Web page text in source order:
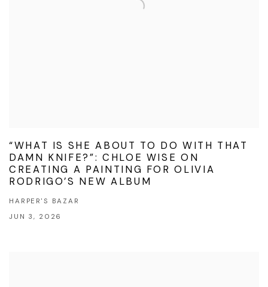
“WHAT IS SHE ABOUT TO DO WITH THAT
DAMN KNIFE?”: CHLOE WISE ON
CREATING A PAINTING FOR OLIVIA
RODRIGO’S NEW ALBUM
HARPER'S BAZAR
JUN 3, 2026